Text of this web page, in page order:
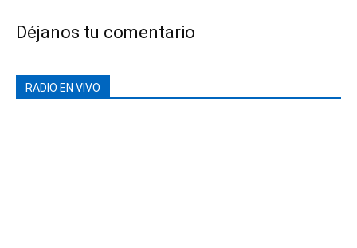
Déjanos tu comentario
RADIO EN VIVO